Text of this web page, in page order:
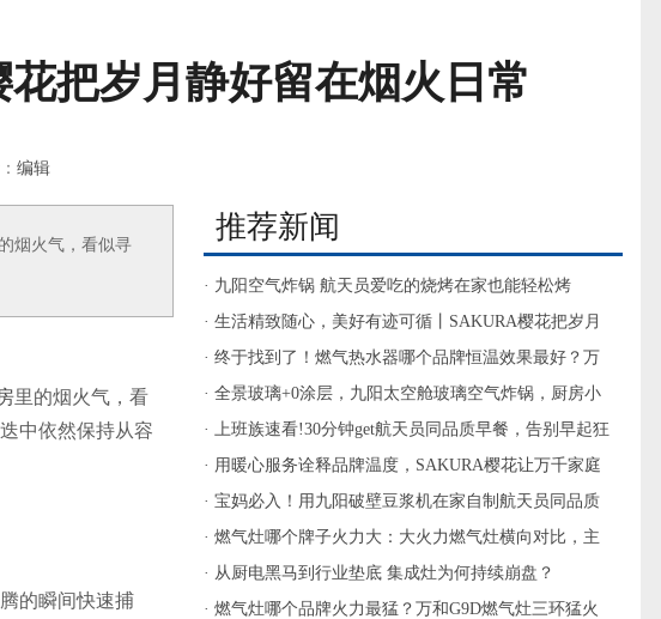
把岁月静好留在烟火日常
编辑
烟火气，看似寻
里的烟火气，看
中依然保持从容
的瞬间快速捕
推荐新闻
· 九阳空气炸锅 航天员爱吃的烧烤在家也能轻松烤
· 生活精致随心，美好有迹可循丨SAKURA樱花把岁月
静好留在烟火日常
· 终于找到了！燃气热水器哪个品牌恒温效果最好？万
和揽青YLV50太惊艳
· 全景玻璃+0涂层，九阳太空舱玻璃空气炸锅，厨房小
白的安心之选
· 上班族速看!30分钟get航天员同品质早餐，告别早起狂
奔
· 用暖心服务诠释品牌温度，SAKURA樱花让万千家庭
悦享轻松舒适
· 宝妈必入！用九阳破壁豆浆机在家自制航天员同品质
营养豆浆
· 燃气灶哪个牌子火力大：大火力燃气灶横向对比，主
流品牌参数拆解选购指南
· 从厨电黑马到行业垫底 集成灶为何持续崩盘？
· 燃气灶哪个品牌火力最猛？万和G9D燃气灶三环猛火